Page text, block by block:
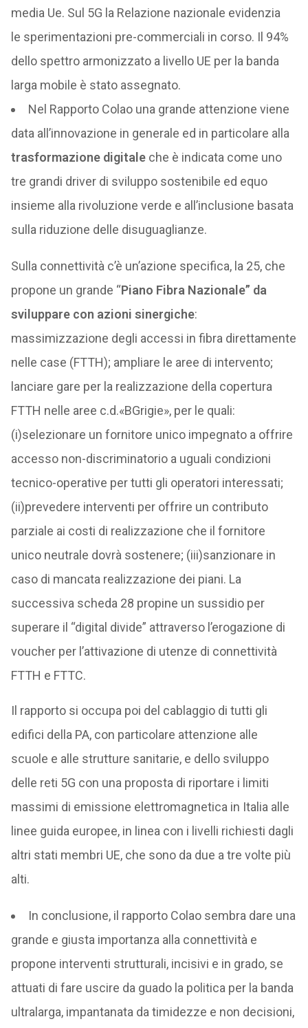
media Ue. Sul 5G la Relazione nazionale evidenzia
le sperimentazioni pre-commerciali in corso. Il 94%
dello spettro armonizzato a livello UE per la banda
larga mobile è stato assegnato.
Nel Rapporto Colao una grande attenzione viene
data all’innovazione in generale ed in particolare alla
trasformazione digitaleche è indicata come uno
tre grandi driver di sviluppo sostenibile ed equo
insieme alla rivoluzione verde e all’inclusione basata
sulla riduzione delle disuguaglianze.
Sulla connettività c’è un’azione specifica, la 25, che
propone un grande “Piano Fibra Nazionale” da
sviluppare con azioni sinergiche:
massimizzazione degli accessi in fibra direttamente
nelle case (FTTH); ampliare le aree di intervento;
lanciare gare per la realizzazione della copertura
FTTH nelle aree c.d.«BGrigie», per le quali:
(i)selezionare un fornitore unico impegnato a offrire
accesso non-discriminatorio a uguali condizioni
tecnico-operative per tutti gli operatori interessati;
(ii)prevedere interventi per offrire un contributo
parziale ai costi di realizzazione che il fornitore
unico neutrale dovrà sostenere; (iii)sanzionare in
caso di mancata realizzazione dei piani. La
successiva scheda 28 propine un sussidio per
superare il “digital divide” attraverso l’erogazione di
voucher per l’attivazione di utenze di connettività
FTTH e FTTC.
Il rapporto si occupa poi del cablaggio di tutti gli
edifici della PA, con particolare attenzione alle
scuole e alle strutture sanitarie, e dello sviluppo
delle reti 5G con una proposta di riportare i limiti
massimi di emissione elettromagnetica in Italia alle
linee guida europee, in linea con i livelli richiesti dagli
altri stati membri UE, che sono da due a tre volte più
alti.
In conclusione, il rapporto Colao sembra dare una
grande e giusta importanza alla connettività e
propone interventi strutturali, incisivi e in grado, se
attuati di fare uscire da guado la politica per la banda
ultralarga, impantanata da timidezze e non decisioni,